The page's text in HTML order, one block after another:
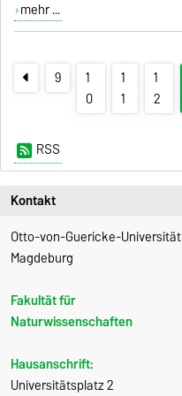
mehr ...
9
1
0
1
1
1
2
RSS
Kontakt
Otto-von-Guericke-Universität
Magdeburg
Fakultät für
Naturwissenschaften
Hausanschrift:
Universitätsplatz 2